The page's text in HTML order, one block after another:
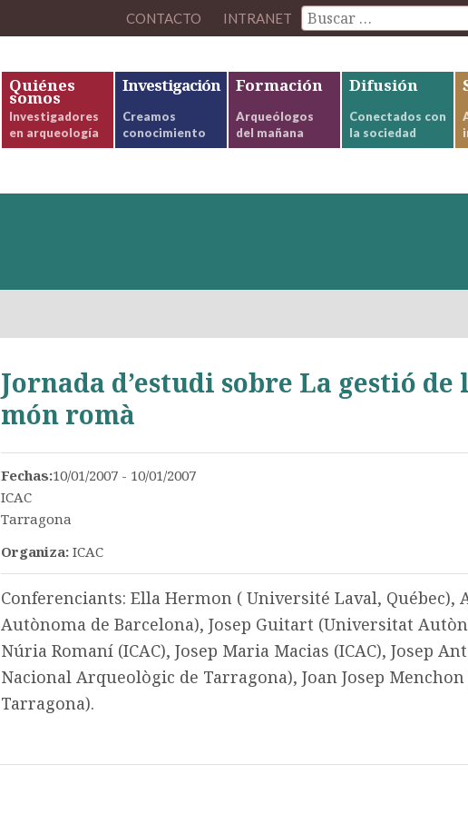
CONTACTO INTRANET
Quiénes
somos
Investigadores
en arqueología
Investigación
Creamos
conocimiento
Formación
Arqueólogos
del mañana
Difusión
Conectados con
la sociedad
Jornada d’estudi sobre La gestió de
món romà
Fechas:10/01/2007 - 10/01/2007
ICAC
Tarragona
Organiza: ICAC
Conferenciants: Ella Hermon ( Université Laval,
Autònoma de Barcelona), Josep Guitart (Universitat
Núria Romaní (ICAC), Josep Maria Macias (ICAC), Josep
Nacional Arqueològic de Tarragona), Joan Josep
Tarragona).